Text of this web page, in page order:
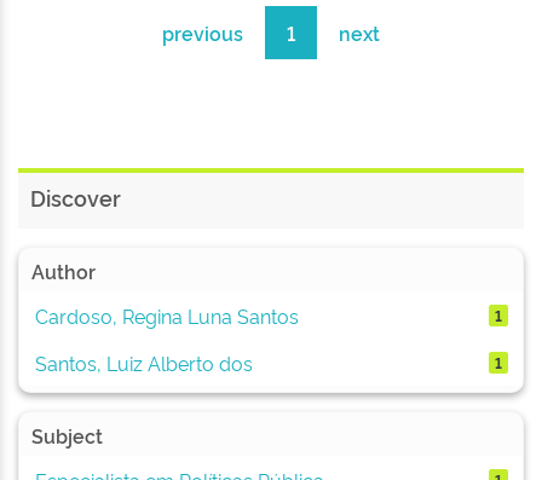
previous 1 next
Discover
Author
Cardoso, Regina Luna Santos
1
Santos, Luiz Alberto dos 1
Subject